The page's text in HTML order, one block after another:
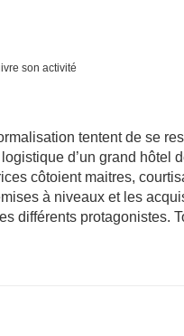
son activité
tentent de se
d’un grand hôtel
côtoient maitres,
à niveaux et les
différents protagonistes.